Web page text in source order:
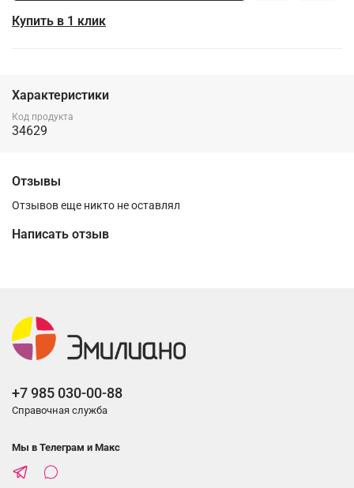
Купить в 1 клик
Характеристики
Код продукта
34629
Отзывы
Отзывов еще никто не оставлял
Написать отзыв
+7 985 030-00-88
Справочная служба
Мы в Телеграм и Макс